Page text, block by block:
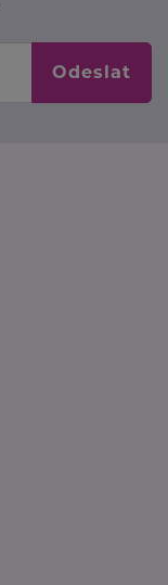
Odeslat